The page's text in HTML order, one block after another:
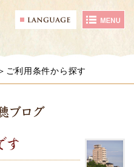
ご利用条件から探す
ブログ
す